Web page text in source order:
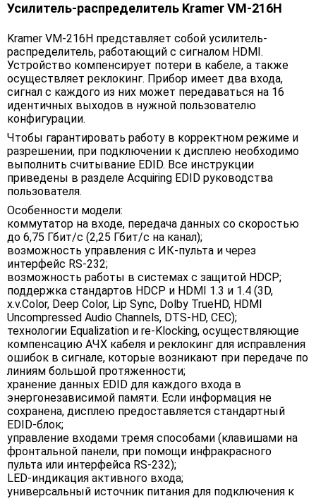
Усилитель-распределитель Kramer VM-216H
Kramer VM-216H представляет собой усилитель-
распределитель, работающий с сигналом HDMI.
Устройство компенсирует потери в кабеле, а также
осуществляет реклокинг. Прибор имеет два входа,
сигнал с каждого из них может передаваться на 16
идентичных выходов в нужной пользователю
конфигурации.
Чтобы гарантировать работу в корректном режиме и
разрешении, при подключении к дисплею необходимо
выполнить считывание EDID. Все инструкции
приведены в разделе Acquiring EDID руководства
пользователя.
Особенности модели:
коммутатор на входе, передача данных со скоростью
до 6,75 Гбит/с (2,25 Гбит/с на канал);
возможность управления с ИК-пульта и через
интерфейс RS-232;
возможность работы в системах с защитой HDCP;
поддержка стандартов HDCP и HDMI 1.3 и 1.4 (3D,
x.v.Color, Deep Color, Lip Sync, Dolby TrueHD, HDMI
Uncompressed Audio Channels, DTS-HD, CEC);
технологии Equalization и re-Klocking, осуществляющие
компенсацию АЧХ кабеля и реклокинг для исправления
ошибок в сигнале, которые возникают при передаче по
линиям большой протяженности;
хранение данных EDID для каждого входа в
энергонезависимой памяти. Если информация не
сохранена, дисплею предоставляется стандартный
EDID-блок;
управление входами тремя способами (клавишами на
фронтальной панели, при помощи инфракрасного
пульта или интерфейса RS-232);
LED-индикация активного входа;
универсальный источник питания для подключения к